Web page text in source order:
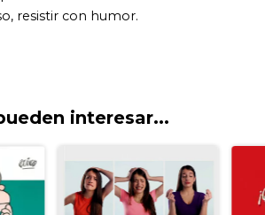
interesar...